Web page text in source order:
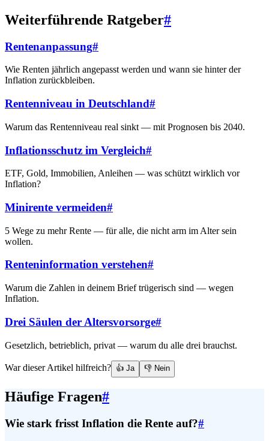
Weiterführende Ratgeber#
Rentenanpassung#
Wie Renten jährlich angepasst werden und wann sie hinter der
Inflation zurückbleiben.
Rentenniveau in Deutschland#
Warum das Rentenniveau real sinkt — mit Prognosen bis 2040.
Inflationsschutz im Vergleich#
ETF, Gold, Immobilien, Anleihen — was schützt wirklich vor
Inflation?
Minirente vermeiden#
5 Wege zu mehr Rente — für alle, die nicht arm im Alter sein
wollen.
Renteninformation verstehen#
Warum die Zahlen in deinem Brief trügerisch sind — wegen
Inflation.
Drei Säulen der Altersvorsorge#
Gesetzlich, betrieblich, privat — warum du alle drei brauchst.
War dieser Artikel hilfreich? 👍 Ja 👎 Nein
Häufige Fragen#
Wie stark frisst Inflation die Rente auf?#